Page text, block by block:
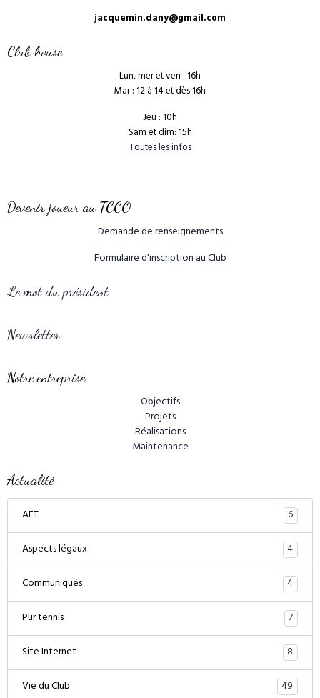
jacquemin.dany@gmail.com
Club house
Lun, mer et ven : 16h
Mar : 12 à 14 et dès 16h
Jeu : 10h
Sam et dim: 15h
Toutes les infos
Devenir joueur au TCCO
Demande de renseignements
Formulaire d'inscription au Club
Le mot du président
Newsletter
Notre entreprise
Objectifs
Projets
Réalisations
Maintenance
Actualité
AFT
6
Aspects légaux
4
Communiqués
4
Pur tennis
7
Site Internet
8
Vie du Club
49